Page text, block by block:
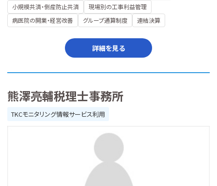
小規模共済・倒産防止共済
現場別の工事利益管理
病医院の開業・経営改善
グループ通算制度 連結決算
詳細を見る
熊澤亮輔税理士事務所
TKCモニタリング情報サービス利用